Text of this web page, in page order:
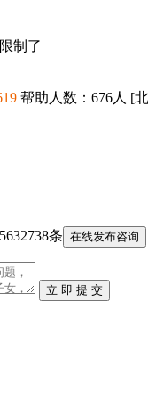
制了
帮助人数： 676人 [
5632738条 在线发布咨询
立 即 提 交